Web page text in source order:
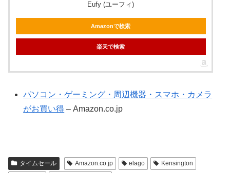
Eufy (ユーフィ)
Amazonで検索
楽天で検索
パソコン・ゲーミング・周辺機器・スマホ・カメラ
がお買い得 – Amazon.co.jp
タイムセール Amazon.co.jp elago
Kensington